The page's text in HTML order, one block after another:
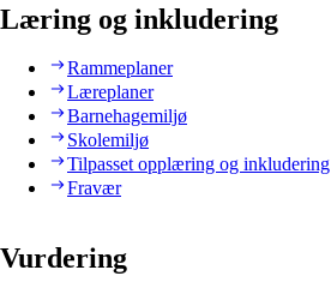
Læring og inkludering
Rammeplaner
Læreplaner
Barnehagemiljø
Skolemiljø
Tilpasset opplæring og inkludering
Fravær
Vurdering